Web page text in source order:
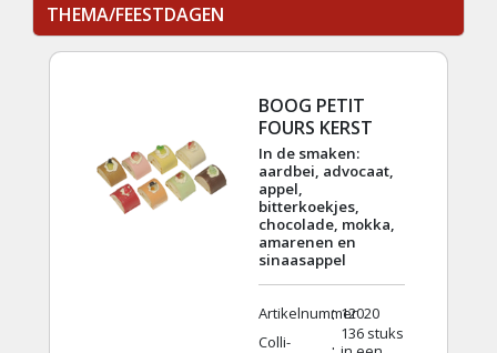
THEMA/FEESTDAGEN
BOOG PETIT
FOURS KERST
In de smaken:
aardbei, advocaat,
appel,
bitterkoekjes,
chocolade, mokka,
amarenen en
sinaasappel
Artikelnummer
: 12020
Colli-
136 stuks